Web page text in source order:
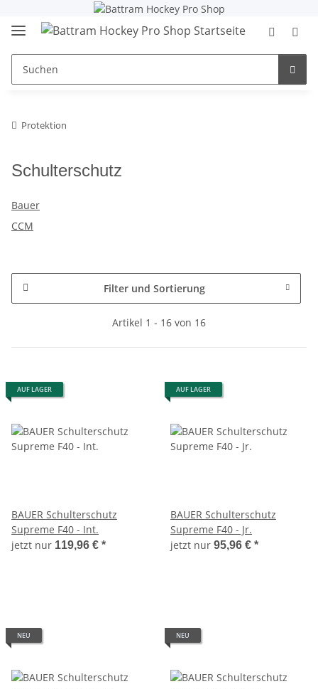
Protektion
Schulterschutz
Bauer
CCM
Filter und Sortierung
Artikel 1 - 16 von 16
AUF LAGER
BAUER Schulterschutz
Supreme F40 - Int.
jetzt nur 119,96 € *
AUF LAGER
BAUER Schulterschutz
Supreme F40 - Jr.
jetzt nur 95,96 € *
NEU NEU